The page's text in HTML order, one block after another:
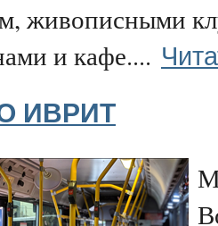
живописными
и кафе....
ИВРИТ